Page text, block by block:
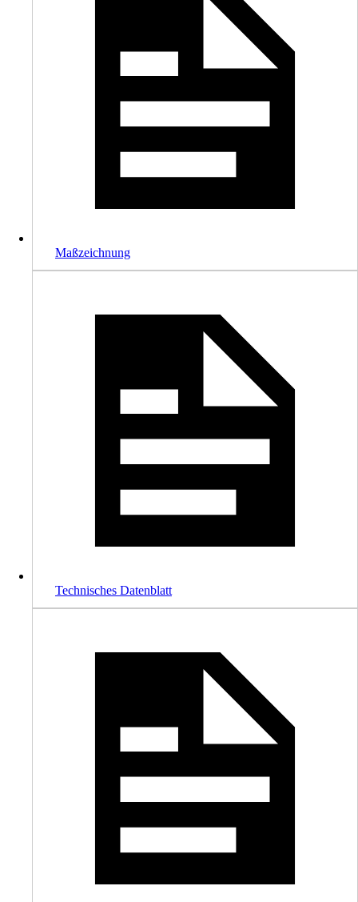
Maßzeichnung
Technisches Datenblatt